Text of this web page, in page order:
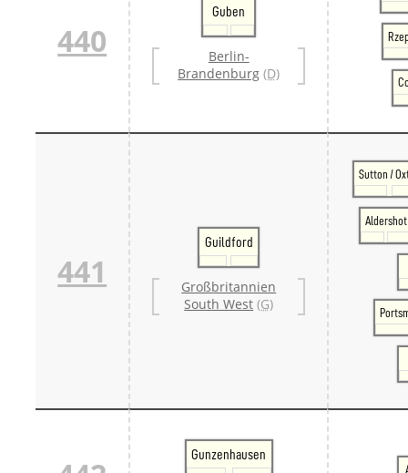
440
Guben
Berlin-
Brandenburg (D)
441
Guildford
Großbritannien
South West (G)
Sutton /
Aldershot
Gunzenhausen